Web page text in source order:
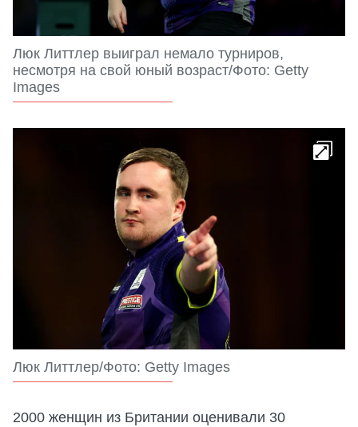
Люк Литтлер выиграл немало турниров,
несмотря на свой юный возраст/Фото: Getty
Images
Люк Литтлер/Фото: Getty Images
2000 женщин из Британии оценивали 30